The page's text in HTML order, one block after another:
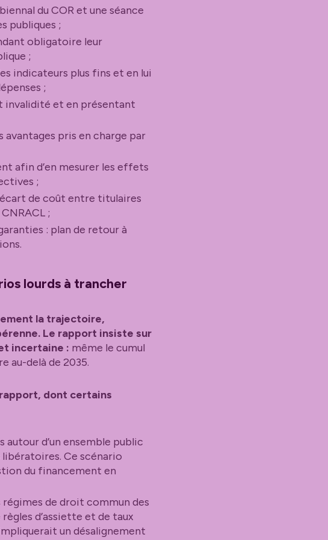
du COR et une séance
publiques ;
obligatoire leur
;
indicateurs plus fins et en lui
;
invalidité et en présentant
avantages pris en charge par
afin d’en mesurer les effets
;
de coût entre titulaires
;
: plan de retour à
lourds à trancher
la trajectoire,
Le rapport insiste sur
incertaine : même le cumul
au-delà de 2035.
dont certains
d’un ensemble public
Ce scénario
du financement en
de droit commun des
d’assiette et de taux
un désalignement